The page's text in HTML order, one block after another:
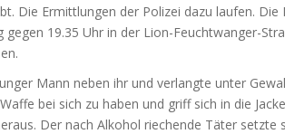
Die Ermittlungen der Polizei dazu laufen.
gegen 19.35 Uhr in der Lion-Feuchtwanger-
Mann neben ihr und verlangte unter
bei sich zu haben und griff sich in die
Der nach Alkohol riechende Täter setzte